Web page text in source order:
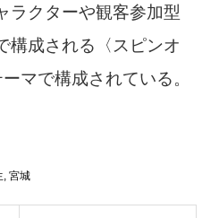
ラクターや観客参加型
構成される〈スピンオ
マで構成されている。
, 宮城